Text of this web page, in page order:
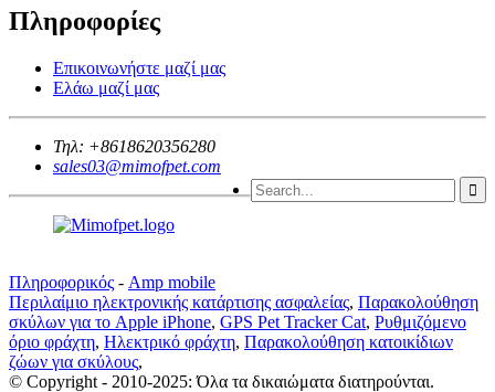
Πληροφορίες
Επικοινωνήστε μαζί μας
Ελάω μαζί μας
Τηλ: +8618620356280
sales03@mimofpet.com
Πληροφορικός - Amp mobile
Περιλαίμιο ηλεκτρονικής κατάρτισης ασφαλείας, Παρακολούθηση
σκύλων για το Apple iPhone, GPS Pet Tracker Cat, Ρυθμιζόμενο
όριο φράχτη, Ηλεκτρικό φράχτη, Παρακολούθηση κατοικίδιων
ζώων για σκύλους,
© Copyright - 2010-2025: Όλα τα δικαιώματα διατηρούνται.